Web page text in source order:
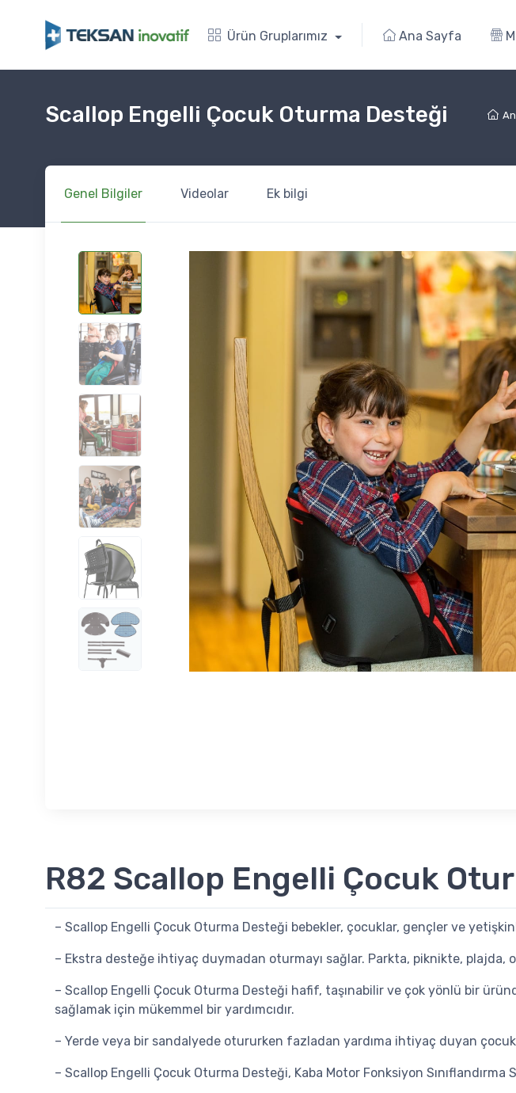
Ürün Gruplarımız Ana Sayfa
Scallop Engelli Çocuk Oturma Desteği
Genel Bilgiler Videolar Ek bilgi
R82 Scallop Engelli Çocuk
– Scallop Engelli Çocuk Oturma Desteği bebekler, çocuklar, gençler ve
– Ekstra desteğe ihtiyaç duymadan oturmayı sağlar. Parkta, piknikte, plajda,
– Scallop Engelli Çocuk Oturma Desteği hafif, taşınabilir ve çok yönlü bir
sağlamak için mükemmel bir yardımcıdır.
– Yerde veya bir sandalyede otururken fazladan yardıma ihtiyaç duyan
– Scallop Engelli Çocuk Oturma Desteği, Kaba Motor Fonksiyon